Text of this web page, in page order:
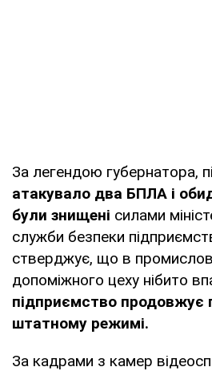
За легендою губернатора,
атакувало два БПЛА і
були знищені силами
служби безпеки
стверджує, що в
допоміжного цеху нібито
підприємство продовжує
штатному режимі.
За кадрами з камер